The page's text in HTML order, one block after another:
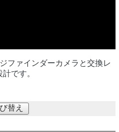
ファインダーカメラと交換レ
です。
替え